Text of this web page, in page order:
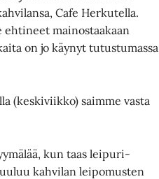
Cafe Herkutella.
ehtineet mainostaakaan
on jo käynyt tutustumassa
(keskiviikko) saimme vasta
kun taas leipuri-
kahvilan leipomusten